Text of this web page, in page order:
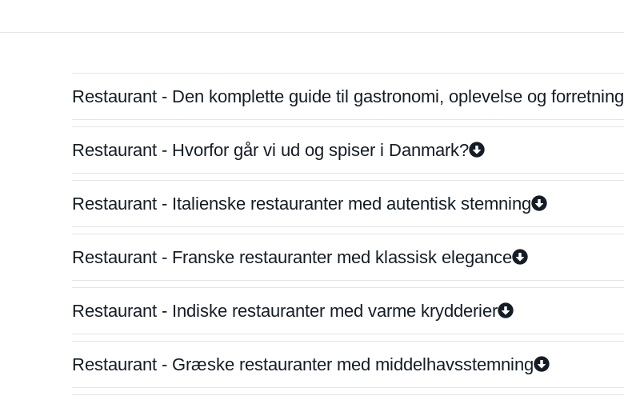
Restaurant - Den komplette guide til gastronomi, oplevelse og forretning
Restaurant - Hvorfor går vi ud og spiser i Danmark?
Restaurant - Italienske restauranter med autentisk stemning
Restaurant - Franske restauranter med klassisk elegance
Restaurant - Indiske restauranter med varme krydderier
Restaurant - Græske restauranter med middelhavsstemning